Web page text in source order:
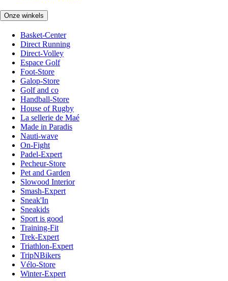
Onze winkels
Basket-Center
Direct Running
Direct-Volley
Espace Golf
Foot-Store
Galop-Store
Golf and co
Handball-Store
House of Rugby
La sellerie de Maé
Made in Paradis
Nauti-wave
On-Fight
Padel-Expert
Pecheur-Store
Pet and Garden
Slowood Interior
Smash-Expert
Sneak'In
Sneakids
Sport is good
Training-Fit
Trek-Expert
Triathlon-Expert
TripNBikers
Vélo-Store
Winter-Expert